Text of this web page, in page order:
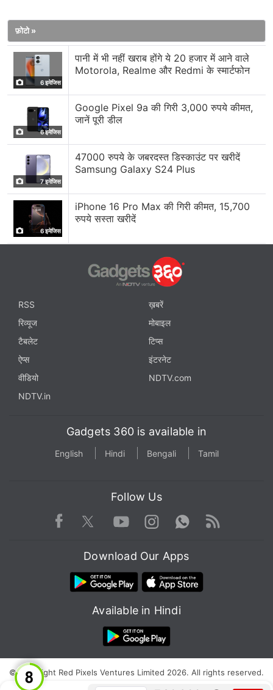
फ़ोटो »
6 इमेजिस
पानी में भी नहीं खराब होंगे ये 20 हजार में आने वाले
Motorola, Realme और Redmi के स्मार्टफोन
6 इमेजिस
Google Pixel 9a की गिरी 3,000 रुपये कीमत,
जानें पूरी डील
7 इमेजिस
47000 रुपये के जबरदस्त डिस्काउंट पर खरीदें
Samsung Galaxy S24 Plus
6 इमेजिस
iPhone 16 Pro Max की गिरी कीमत, 15,700
रुपये सस्ता खरीदें
RSS
ख़बरें
रिव्यूज
मोबाइल
टैबलेट
टिप्स
ऐप्स
इंटरनेट
वीडियो
NDTV.com
NDTV.in
Gadgets 360 is available in
English Hindi Bengali Tamil
Follow Us
Facebook TwitterYoutube
Instagram WhatsApp
Rss
Download Our Apps
Available in Hindi
© Copyright Red Pixels Ventures Limited 2026. All rights reserved.